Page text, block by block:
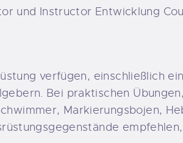
und Instructor Entwicklung
verfügen, einschließlich
Bei praktischen
Markierungsbojen,